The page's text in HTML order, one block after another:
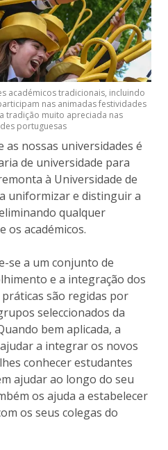
académicos tradicionais, incluindo
nas animadas festividades
tradição muito apreciada nas
portuguesas
nossas universidades é
de universidade para
à Universidade de
uniformizar e distinguir a
qualquer
os académicos.
se a um conjunto de
e a integração dos
são regidas por
seleccionados da
bem aplicada, a
a integrar os novos
conhecer estudantes
ajudar ao longo do seu
os ajuda a estabelecer
os seus colegas do